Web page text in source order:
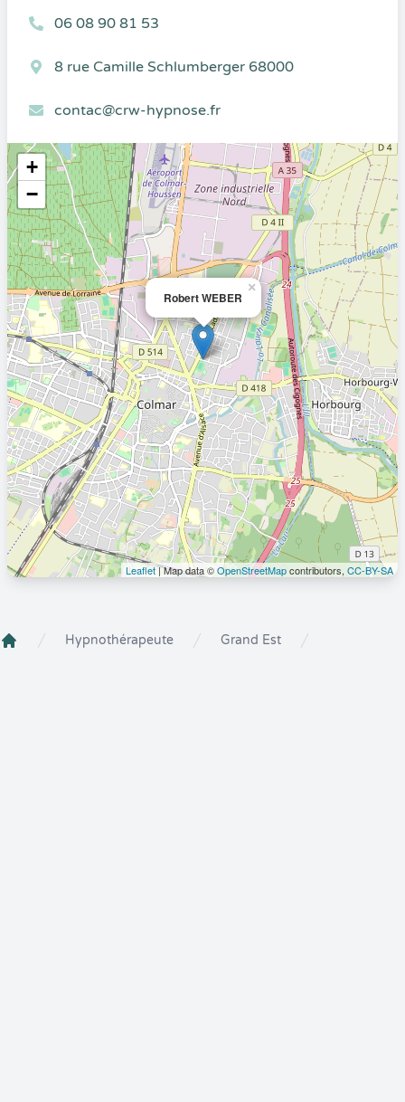
06 08 90 81 53
8 rue Camille Schlumberger 68000
contac@crw-hypnose.fr
Robert WEBER
×
+
−
Leaflet| Map data ©OpenStreetMapcontributors, CC-BY-SA
Hypnothérapeute Grand Est